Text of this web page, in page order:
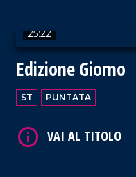
25:22
Edizione Giorno
ST PUNTATA